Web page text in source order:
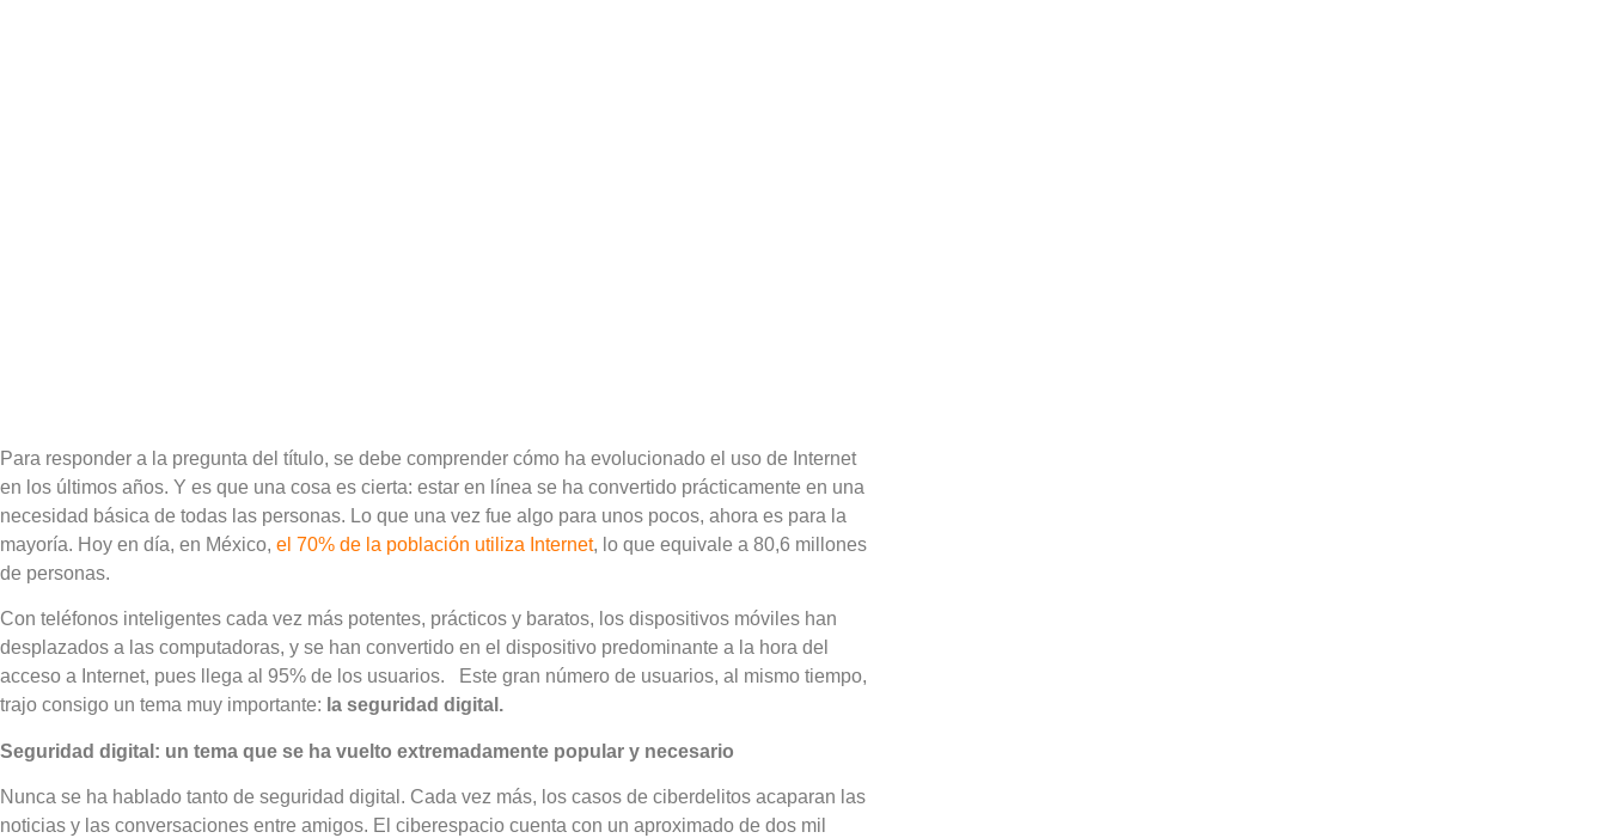
Para responder a la pregunta del título, se debe comprender cómo ha evolucionado el uso de Internet
en los últimos años. Y es que una cosa es cierta: estar en línea se ha convertido prácticamente en una
necesidad básica de todas las personas. Lo que una vez fue algo para unos pocos, ahora es para la
mayoría. Hoy en día, en México, el 70% de la población utiliza Internet, lo que equivale a 80,6 millones
de personas.
Con teléfonos inteligentes cada vez más potentes, prácticos y baratos, los dispositivos móviles han
desplazados a las computadoras, y se han convertido en el dispositivo predominante a la hora del
acceso a Internet, pues llega al 95% de los usuarios. Este gran número de usuarios, al mismo tiempo,
trajo consigo un tema muy importante: la seguridad digital.
Seguridad digital: un tema que se ha vuelto extremadamente popular y necesario
Nunca se ha hablado tanto de seguridad digital. Cada vez más, los casos de ciberdelitos acaparan las
noticias y las conversaciones entre amigos. El ciberespacio cuenta con un aproximado de dos mil